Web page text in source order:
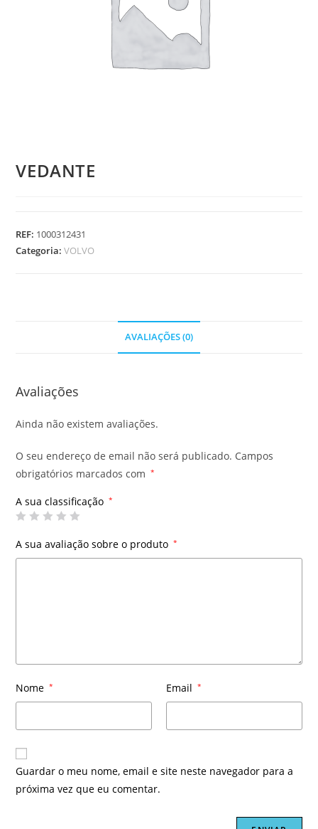
VEDANTE
REF: 1000312431
Categoria:VOLVO
AVALIAÇÕES (0)
Avaliações
Ainda não existem avaliações.
O seu endereço de email não será publicado. Campos
obrigatórios marcados com
*
A sua classificação *
A sua avaliação sobre o produto *
Nome * Email *
Guardar o meu nome, email e site neste navegador para a
próxima vez que eu comentar.